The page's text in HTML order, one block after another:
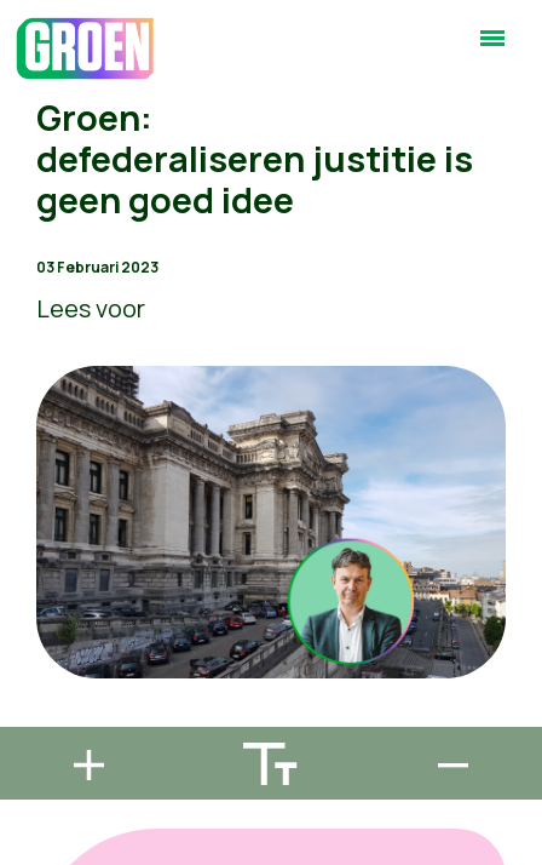
Groen:
defederaliseren justitie is
geen goed idee
03 Februari 2023
Lees voor